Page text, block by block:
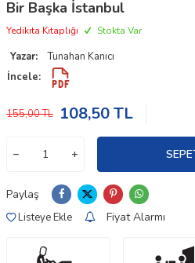
Bir Başka İstanbul
Yedikıta Kitaplığı Stokta Var
Yazar:
Tunahan Kanıcı
İncele:
155,00TL 108,50TL
Paylaş
Listeye Ekle Fiyat Alarmı